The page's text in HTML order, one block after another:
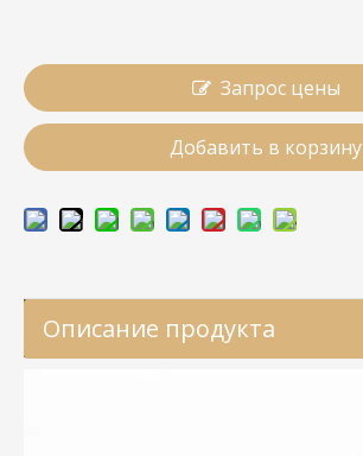
Запрос цены
Добавить в корзину
Описание продукта